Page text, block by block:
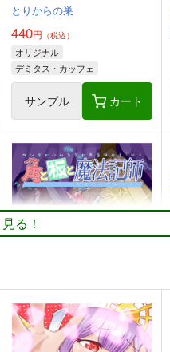
とりからの巣
440円 （税込）
オリジナル
デミタス・カッフェ
マフィン・フラガ
ハルナス・アイザラ
サンプル カート
る！